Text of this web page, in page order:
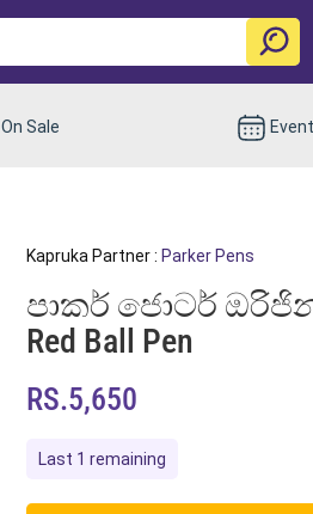
On Sale
Kapruka Partner : Parker Pens
පාකර් ජොටර්
Red Ball Pen
RS.5,650
Last 1 remaining